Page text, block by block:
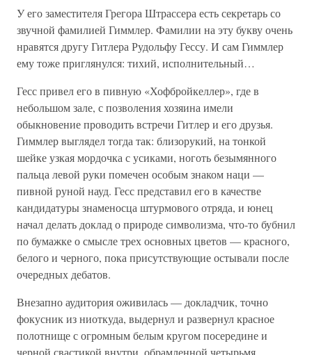
У его заместителя Грегора Штрассера есть секретарь со
звучной фамилией Гиммлер. Фамилии на эту букву очень
нравятся другу Гитлера Рудольфу Гессу. И сам Гиммлер
ему тоже приглянулся: тихий, исполнительный…
Гесс привел его в пивную «Хофбройкеллер», где в
небольшом зале, с позволения хозяина имели
обыкновение проводить встречи Гитлер и его друзья.
Гиммлер выглядел тогда так: близорукий, на тонкой
шейке узкая мордочка с усиками, ноготь безымянного
пальца левой руки помечен особым знаком наци —
пивной руной науд. Гесс представил его в качестве
кандидатуры знаменосца штурмового отряда, и юнец
начал делать доклад о природе символизма, что-то бубнил
по бумажке о смысле трех основных цветов — красного,
белого и черного, пока присутствующие остывали после
очередных дебатов.
Внезапно аудитория оживилась — докладчик, точно
фокусник из ниоткуда, выдернул и развернул красное
полотнище с огромным белым кругом посередине и
черной свастикой внутри, обрамленной четырьмя